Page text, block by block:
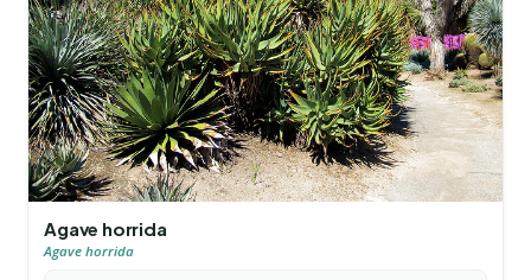
Agave horrida
Agave horrida